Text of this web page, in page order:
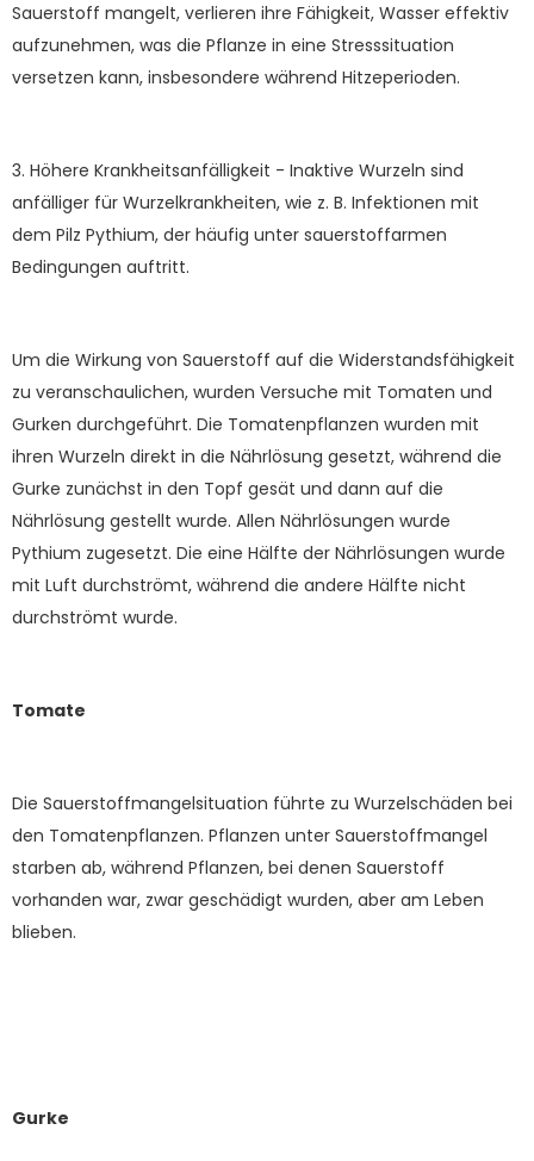
Sauerstoff mangelt, verlieren ihre Fähigkeit, Wasser effektiv
aufzunehmen, was die Pflanze in eine Stresssituation
versetzen kann, insbesondere während Hitzeperioden.
3. Höhere Krankheitsanfälligkeit - Inaktive Wurzeln sind
anfälliger für Wurzelkrankheiten, wie z. B. Infektionen mit
dem Pilz Pythium, der häufig unter sauerstoffarmen
Bedingungen auftritt.
Um die Wirkung von Sauerstoff auf die Widerstandsfähigkeit
zu veranschaulichen, wurden Versuche mit Tomaten und
Gurken durchgeführt. Die Tomatenpflanzen wurden mit
ihren Wurzeln direkt in die Nährlösung gesetzt, während die
Gurke zunächst in den Topf gesät und dann auf die
Nährlösung gestellt wurde. Allen Nährlösungen wurde
Pythium zugesetzt. Die eine Hälfte der Nährlösungen wurde
mit Luft durchströmt, während die andere Hälfte nicht
durchströmt wurde.
Tomate
Die Sauerstoffmangelsituation führte zu Wurzelschäden bei
den Tomatenpflanzen. Pflanzen unter Sauerstoffmangel
starben ab, während Pflanzen, bei denen Sauerstoff
vorhanden war, zwar geschädigt wurden, aber am Leben
blieben.
Gurke